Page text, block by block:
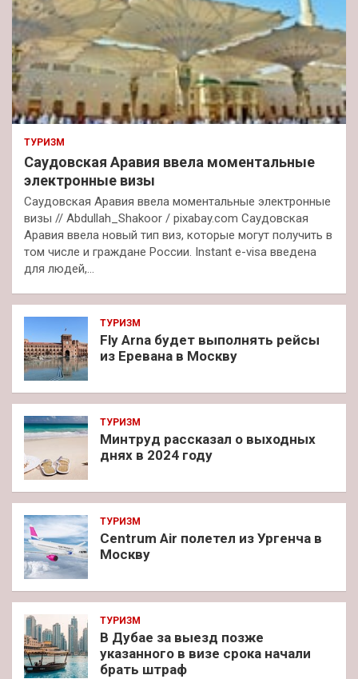
ТУРИЗМ
Саудовская Аравия ввела моментальные
электронные визы
Саудовская Аравия ввела моментальные электронные
визы // Abdullah_Shakoor / pixabay.com Саудовская
Аравия ввела новый тип виз, которые могут получить в
том числе и граждане России. Instant e-visa введена
для людей,…
ТУРИЗМ
Fly Arna будет выполнять рейсы
из Еревана в Москву
ТУРИЗМ
Минтруд рассказал о выходных
днях в 2024 году
ТУРИЗМ
Centrum Air полетел из Ургенча в
Москву
ТУРИЗМ
В Дубае за выезд позже
указанного в визе срока начали
брать штраф